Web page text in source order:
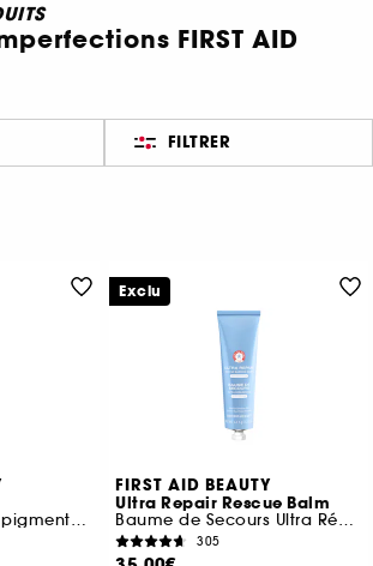
FIRST AID
FILTRER
Serum anti-tâches pigmentaires à la Niacinamide
FIRST AID BEAUTY
Ultra Repair Rescue Balm
Baume de Secours Ultra Réparateur au Diméthcone
305
Exclu